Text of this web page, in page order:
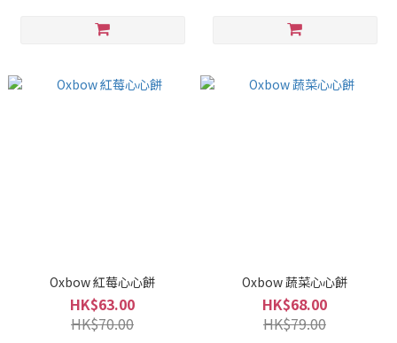
Oxbow 紅莓心心餅
HK$63.00
HK$70.00
Oxbow 蔬菜心心餅
HK$68.00
HK$79.00